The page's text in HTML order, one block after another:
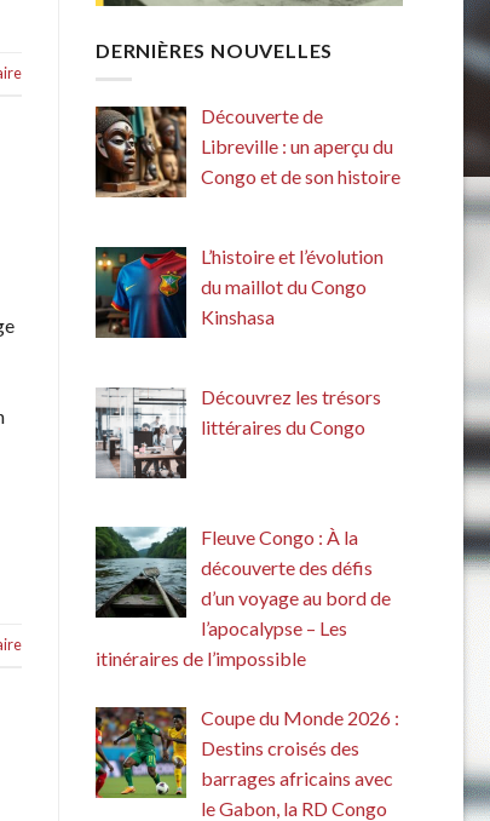
DERNIÈRES NOUVELLES
Découverte de
Libreville : un aperçu du
Congo et de son histoire
L’histoire et l’évolution
du maillot du Congo
Kinshasa
Découvrez les trésors
littéraires du Congo
Fleuve Congo : À la
découverte des défis
d’un voyage au bord de
l’apocalypse – Les
itinéraires de l’impossible
Coupe du Monde 2026 :
Destins croisés des
barrages africains avec
le Gabon, la RD Congo